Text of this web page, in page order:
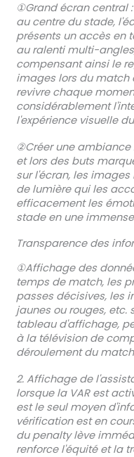
①Grand écran central
au centre du stade,
présents un accès en
au ralenti multi-
compensant ainsi le
images lors du match
revivre chaque
considérablement
l'expérience visuelle
②Créer une
et lors des buts
sur l'écran, les
de lumière qui les
efficacement les
stade en une
Transparence des
①Affichage des
temps de match, les
passes décisives, les
jaunes ou rouges,
tableau d'affichage,
à la télévision de
déroulement du
2. Affichage de
lorsque la VAR est
est le seul moyen
vérification est en
du penalty lève
renforce l'équité et la